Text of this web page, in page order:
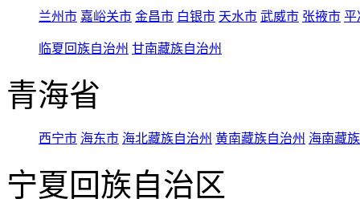
兰州市 嘉峪关市 金昌市 白银市 天水市 武威市 张掖市 平
临夏回族自治州 甘南藏族自治州
青海省
西宁市 海东市 海北藏族自治州 黄南藏族自治州 海南藏
宁夏回族自治区